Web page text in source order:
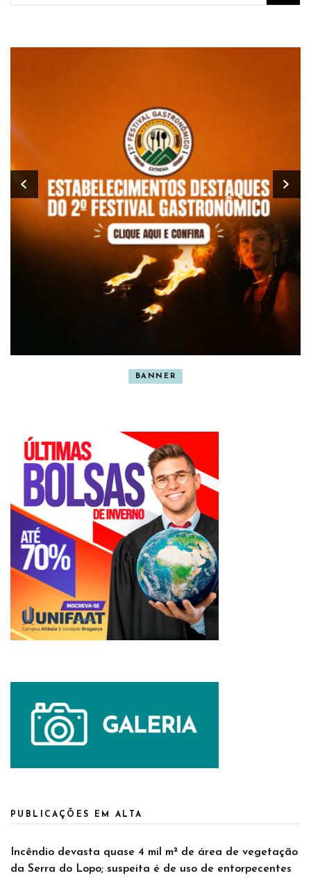
por:
BANNER
PUBLICAÇÕES EM ALTA
Incêndio devasta quase 4 mil m² de área de vegetação
da Serra do Lopo; suspeita é de uso de entorpecentes